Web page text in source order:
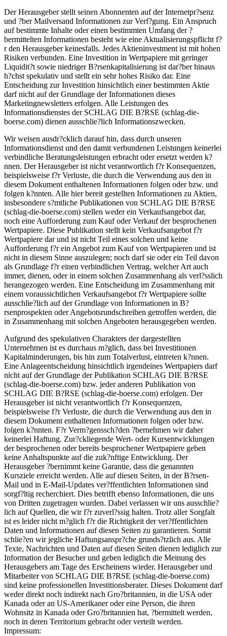
Der Herausgeber stellt seinen Abonnenten auf der Internetpr?senz
und ?ber Mailversand Informationen zur Verf?gung. Ein Anspruch
auf bestimmte Inhalte oder einen bestimmten Umfang der ?
bermittelten Informationen besteht wie eine Aktualisierungspflicht f?
r den Herausgeber keinesfalls. Jedes Aktieninvestment ist mit hohen
Risiken verbunden. Eine Investition in Wertpapiere mit geringer
Liquidit?t sowie niedriger B?rsenkapitalisierung ist dar?ber hinaus
h?chst spekulativ und stellt ein sehr hohes Risiko dar. Eine
Entscheidung zur Investition hinsichtlich einer bestimmten Aktie
darf nicht auf der Grundlage der Informationen dieses
Marketingnewsletters erfolgen. Alle Leistungen des
Informationsdienstes der SCHLAG DIE B?RSE (schlag-die-
boerse.com) dienen ausschlie?lich Informationszwecken.
Wir weisen ausdr?cklich darauf hin, dass durch unseren
Informationsdienst und den damit verbundenen Leistungen keinerlei
verbindliche Beratungsleistungen erbracht oder ersetzt werden k?
nnen. Der Herausgeber ist nicht verantwortlich f?r Konsequenzen,
beispielsweise f?r Verluste, die durch die Verwendung aus den in
diesem Dokument enthaltenen Informationen folgen oder bzw. und
folgen k?nnten. Alle hier bereit gestellten Informationen zu Aktien,
insbesondere s?mtliche Publikationen von SCHLAG DIE B?RSE
(schlag-die-boerse.com) stellen weder ein Verkaufsangebot dar,
noch eine Aufforderung zum Kauf oder Verkauf der besprochenen
Wertpapiere. Diese Publikation stellt kein Verkaufsangebot f?r
Wertpapiere dar und ist nicht Teil eines solchen und keine
Aufforderung f?r ein Angebot zum Kauf von Wertpapieren und ist
nicht in diesem Sinne auszulegen; noch darf sie oder ein Teil davon
als Grundlage f?r einen verbindlichen Vertrag, welcher Art auch
immer, dienen, oder in einem solchen Zusammenhang als verl?sslich
herangezogen werden. Eine Entscheidung im Zusammenhang mit
einem voraussichtlichen Verkaufsangebot f?r Wertpapiere sollte
ausschlie?lich auf der Grundlage von Informationen in B?
rsenprospekten oder Angebotsrundschreiben getroffen werden, die
in Zusammenhang mit solchen Angeboten herausgegeben werden.
Aufgrund des spekulativen Charakters der dargestellten
Unternehmen ist es durchaus m?glich, dass bei Investitionen
Kapitalminderungen, bis hin zum Totalverlust, eintreten k?nnen.
Eine Anlageentscheidung hinsichtlich irgendeines Wertpapiers darf
nicht auf der Grundlage der Publikation SCHLAG DIE B?RSE
(schlag-die-boerse.com) bzw. jeder anderen Publikation von
SCHLAG DIE B?RSE (schlag-die-boerse.com) erfolgen. Der
Herausgeber ist nicht verantwortlich f?r Konsequenzen,
beispielsweise f?r Verluste, die durch die Verwendung aus den in
diesem Dokument enthaltenen Informationen folgen oder bzw.
folgen k?nnten. F?r Verm?genssch?den ?bernehmen wir daher
keinerlei Haftung. Zur?ckliegende Wert- oder Kursentwicklungen
der besprochenen oder bereits besprochener Wertpapiere geben
keine Anhaltspunkte auf die zuk?nftige Entwicklung. Der
Herausgeber ?bernimmt keine Garantie, dass die genannten
Kursziele erreicht werden. Alle auf diesen Seiten, in der B?rsen-
Mail und in E-Mail-Updates ver?ffentlichten Informationen sind
sorgf?ltig recherchiert. Dies betrifft ebenso Informationen, die uns
von Dritten zugetragen wurden. Dabei verlassen wir uns ausschlie?
lich auf Quellen, die wir f?r zuverl?ssig halten. Trotz aller Sorgfalt
ist es leider nicht m?glich f?r die Richtigkeit der ver?ffentlichten
Daten und Informationen auf diesen Seiten zu garantieren. Somit
schlie?en wir jegliche Haftungsanspr?che grunds?tzlich aus. Alle
Texte, Nachrichten und Daten auf diesen Seiten dienen lediglich zur
Information der Besucher und geben lediglich die Meinung des
Herausgebers am Tage des Erscheinens wieder. Herausgeber und
Mitarbeiter von SCHLAG DIE B?RSE (schlag-die-boerse.com)
sind keine professionellen Investitionsberater. Dieses Dokument darf
weder direkt noch indirekt nach Gro?britannien, in die USA oder
Kanada oder an US-Amerikaner oder eine Person, die ihren
Wohnsitz in Kanada oder Gro?britannien hat, ?bermittelt werden,
noch in deren Territorium gebracht oder verteilt werden.
Impressum: